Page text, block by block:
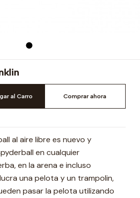
al Carro Comprar ahora
al aire libre es nuevo y
en cualquier
en la arena e incluso
una pelota y un trampolin,
pasar la pelota utilizando